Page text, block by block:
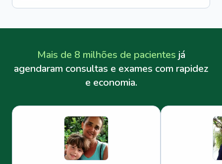
Mais de 8 milhões de pacientes já
agendaram consultas e exames com rapidez
e economia.